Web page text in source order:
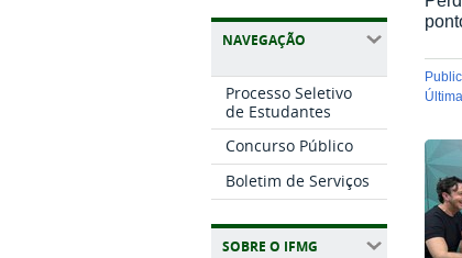
NAVEGAÇÃO
Processo Seletivo
de Estudantes
Concurso Público
Boletim de Serviços
SOBRE O IFMG